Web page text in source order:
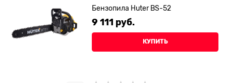
Бензопила Huter BS-52
9 111 руб.
КУПИТЬ